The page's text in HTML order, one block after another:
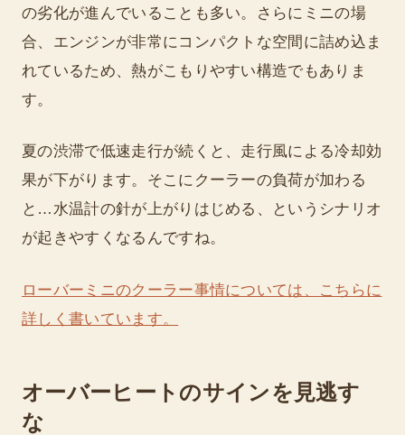
の劣化が進んでいることも多い。さらにミニの場
合、エンジンが非常にコンパクトな空間に詰め込ま
れているため、熱がこもりやすい構造でもありま
す。
夏の渋滞で低速走行が続くと、走行風による冷却効
果が下がります。そこにクーラーの負荷が加わる
と…水温計の針が上がりはじめる、というシナリオ
が起きやすくなるんですね。
ローバーミニのクーラー事情については、こちらに
詳しく書いています。
オーバーヒートのサインを見逃す
な